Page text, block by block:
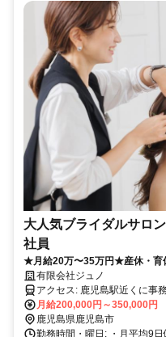
大人気ブライダルサ
社員
★月給20万〜35万円★産休・育
ライダルで活躍できるヘアメイ
有限会社ジュノ
アクセス: 鹿児島駅近くに事務所はあります。バスは「春日町」徒歩5
分、マイカー勤務OKです。 ※前撮りや結婚式会場への移動がありま
す。
月給200,000円～350,000円
鹿児島県鹿児島市
勤務時間・曜日: ・月平均9